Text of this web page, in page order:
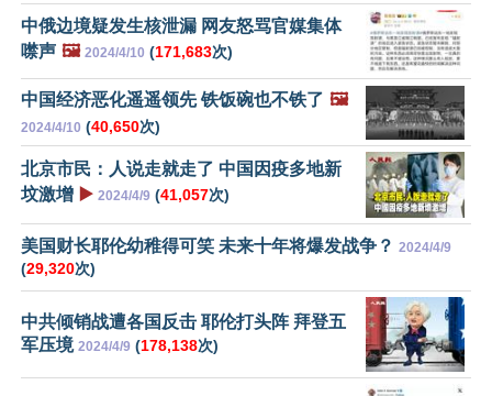
中俄边境疑发生核泄漏 网友怒骂官媒集体
噤声 🖼️ 2024/4/10 (171,683次)
中国经济恶化遥遥领先 铁饭碗也不铁了 🖼️
2024/4/10 (40,650次)
北京市民：人说走就走了 中国因疫多地新
坟激增 ▶️ 2024/4/9 (41,057次)
美国财长耶伦幼稚得可笑 未来十年将爆发战争？ 2024/4/9
(29,320次)
中共倾销战遭各国反击 耶伦打头阵 拜登五
军压境 2024/4/9 (178,138次)